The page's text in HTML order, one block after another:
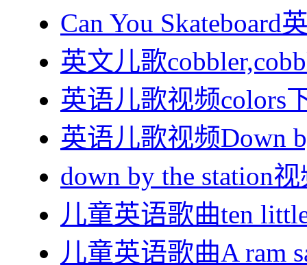
Can You Skateboard
英文儿歌
英语儿歌视频colors
英语儿歌视频Down
down by the station
儿童英语歌曲ten
儿童英语歌曲A ram